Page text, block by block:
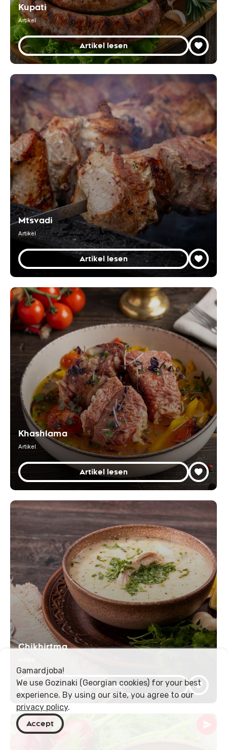
Kupati
Artikel
Artikel lesen
Mtsvadi
Artikel
Artikel lesen
Khashlama
Artikel
Artikel lesen
Chikhirtma
Artikel lesen
Gamardjoba!
We use Gozinaki (Georgian cookies) for your best
experience. By using our site, you agree to our
privacy policy.
Accept